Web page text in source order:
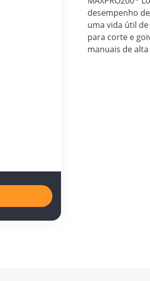
desempenho
uma vida útil
para corte e
manuais de